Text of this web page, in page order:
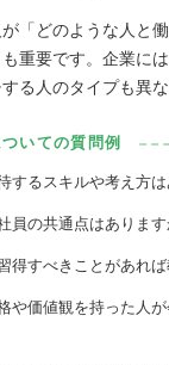
「どのような人と
重要です。企業に
る人のタイプも異な
いての質問例
するスキルや考え方
員の共通点はありま
得すべきことがあれ
や価値観を持った人